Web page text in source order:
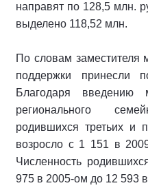
направят по 128,5 млн.
выделено 118,52 млн.
По словам заместителя
поддержки принесли
Благодаря введению
регионального
родившихся третьих и
возросло с 1 151 в
Численность
975 в 2005-ом до 12 593